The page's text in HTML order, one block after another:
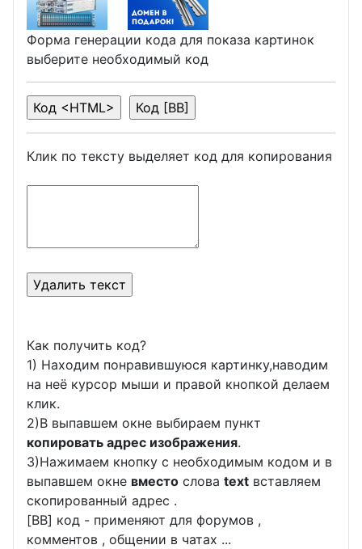
Форма генерации кода для показа картинок
выберите необходимый код
Клик по тексту выделяет код для копирования
Как получить код?
1) Находим понравившуюся картинку,наводим
на неё курсор мыши и правой кнопкой делаем
клик.
2)В выпавшем окне выбираем пункт
копировать адрес изображения.
3)Нажимаем кнопку с необходимым кодом и в
выпавшем окне вместо слова text вставляем
скопированный адрес .
[BB] код - применяют для форумов ,
комментов , общении в чатах ...